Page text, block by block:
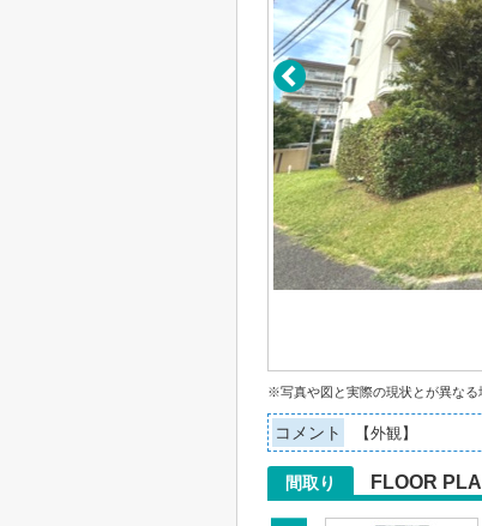
※写真や図と実際の現状とが異なる
コメント 【外観】
間取り FLOOR